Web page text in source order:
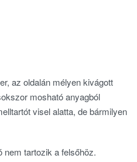
az oldalán mélyen kivágott
mosható anyagból
visel alatta, de bármilyen
nem tartozik a felsőhöz.